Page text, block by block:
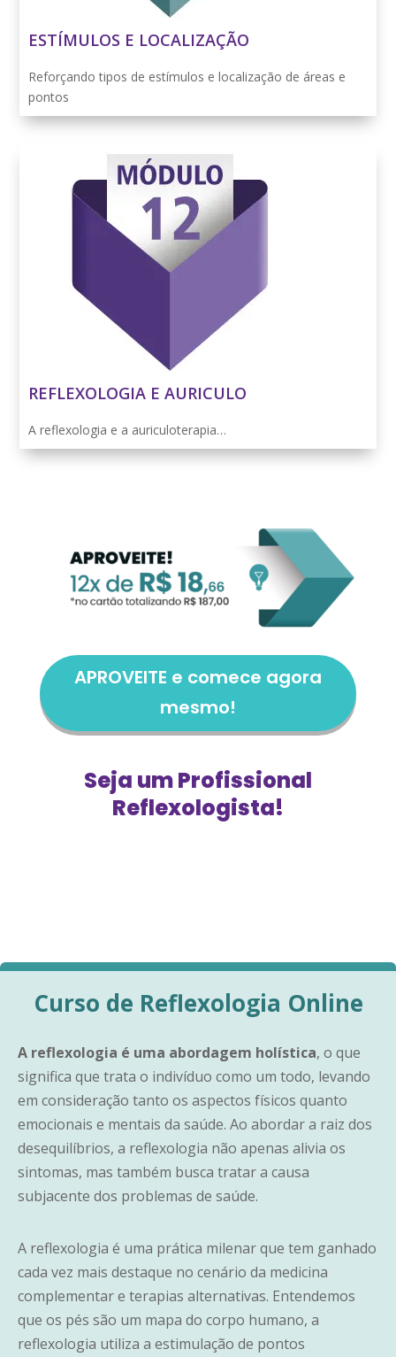
ESTÍMULOS E LOCALIZAÇÃO
Reforçando tipos de estímulos e localização de áreas e
pontos
REFLEXOLOGIA E AURICULO
A reflexologia e a auriculoterapia…
APROVEITE e comece agora
mesmo!
Seja um Profissional
Reflexologista!
Curso de Reflexologia Online
A reflexologia é uma abordagem holística, o que
significa que trata o indivíduo como um todo, levando
em consideração tanto os aspectos físicos quanto
emocionais e mentais da saúde. Ao abordar a raiz dos
desequilíbrios, a reflexologia não apenas alivia os
sintomas, mas também busca tratar a causa
subjacente dos problemas de saúde.
A reflexologia é uma prática milenar que tem ganhado
cada vez mais destaque no cenário da medicina
complementar e terapias alternativas. Entendemos
que os pés são um mapa do corpo humano, a
reflexologia utiliza a estimulação de pontos